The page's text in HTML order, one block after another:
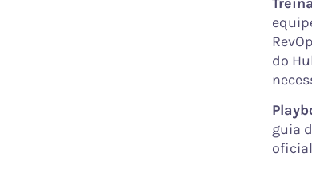
do
guia